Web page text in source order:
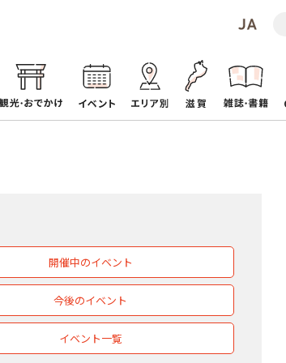
開催中のイベント
今後のイベント
イベント一覧